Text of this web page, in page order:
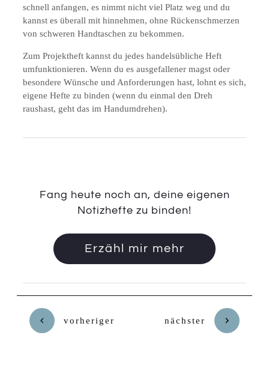
schnell anfangen, es nimmt nicht viel Platz weg und du
kannst es überall mit hinnehmen, ohne Rückenschmerzen
von schweren Handtaschen zu bekommen.
Zum Projektheft kannst du jedes handelsübliche Heft
umfunktionieren. Wenn du es ausgefallener magst oder
besondere Wünsche und Anforderungen hast, lohnt es sich,
eigene Hefte zu binden (wenn du einmal den Dreh
raushast, geht das im Handumdrehen).
Fang heute noch an, deine eigenen
Notizhefte zu binden!
Erzähl mir mehr
vorheriger nächster